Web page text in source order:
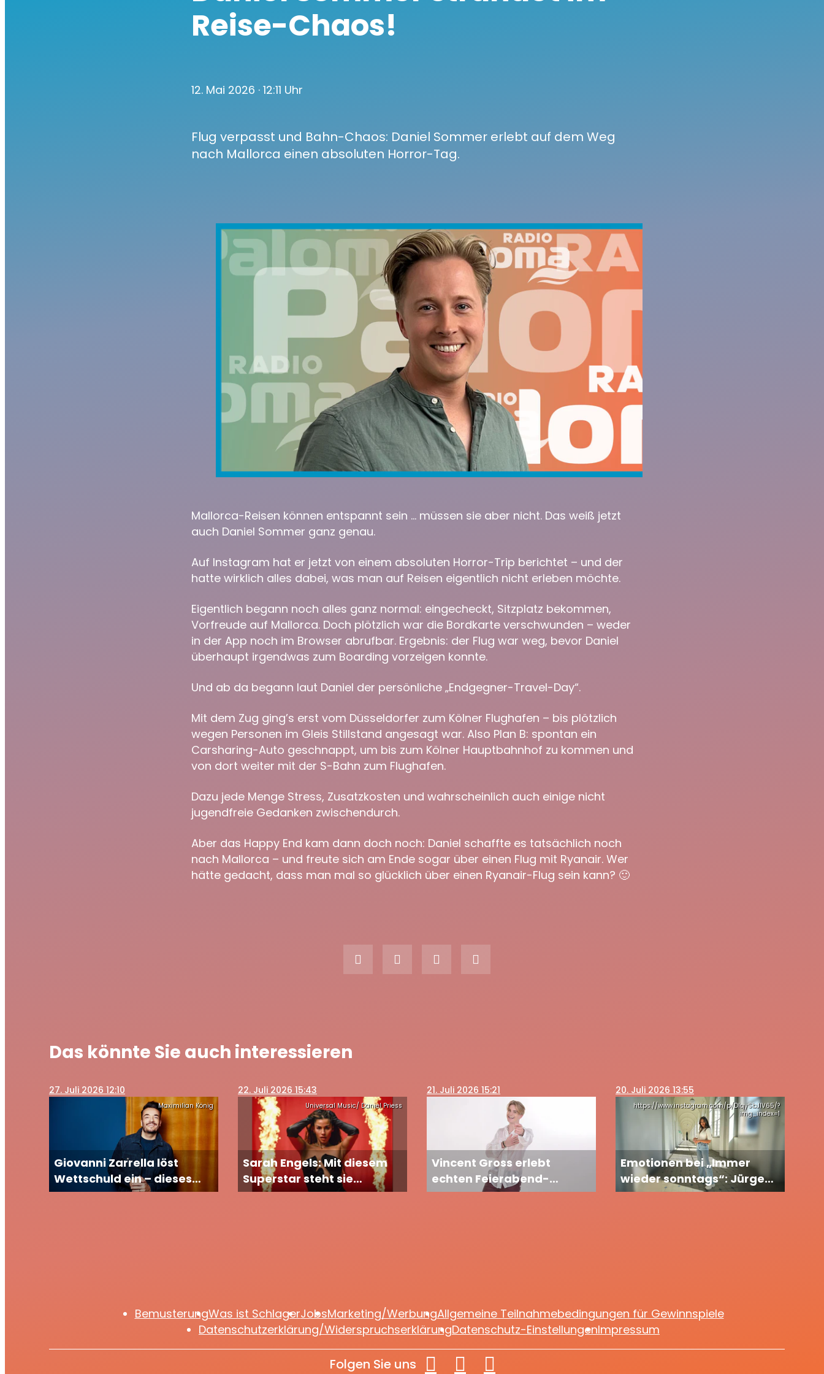
Reise-Chaos!
12. Mai 2026 · 12:11 Uhr
Flug verpasst und Bahn-Chaos: Daniel Sommer erlebt auf dem Weg
nach Mallorca einen absoluten Horror-Tag.
Mallorca-Reisen können entspannt sein … müssen sie aber nicht. Das weiß jetzt
auch Daniel Sommer ganz genau.
Auf Instagram hat er jetzt von einem absoluten Horror-Trip berichtet – und der
hatte wirklich alles dabei, was man auf Reisen eigentlich nicht erleben möchte.
Eigentlich begann noch alles ganz normal: eingecheckt, Sitzplatz bekommen,
Vorfreude auf Mallorca. Doch plötzlich war die Bordkarte verschwunden – weder
in der App noch im Browser abrufbar. Ergebnis: der Flug war weg, bevor Daniel
überhaupt irgendwas zum Boarding vorzeigen konnte.
Und ab da begann laut Daniel der persönliche „Endgegner-Travel-Day“.
Mit dem Zug ging’s erst vom Düsseldorfer zum Kölner Flughafen – bis plötzlich
wegen Personen im Gleis Stillstand angesagt war. Also Plan B: spontan ein
Carsharing-Auto geschnappt, um bis zum Kölner Hauptbahnhof zu kommen und
von dort weiter mit der S-Bahn zum Flughafen.
Dazu jede Menge Stress, Zusatzkosten und wahrscheinlich auch einige nicht
jugendfreie Gedanken zwischendurch.
Aber das Happy End kam dann doch noch: Daniel schaffte es tatsächlich noch
nach Mallorca – und freute sich am Ende sogar über einen Flug mit Ryanair. Wer
hätte gedacht, dass man mal so glücklich über einen Ryanair-Flug sein kann? 🙂
Das könnte Sie auch interessieren
27. Juli 2026 12:10
Maximilian König
Giovanni Zarrella löst
Wettschuld ein – dieses
Tattoo erinnert für immer
22. Juli 2026 15:43
Universal Music/ Daniel Priess
Sarah Engels: Mit diesem
Superstar steht sie
gemeinsam auf der Bühne
21. Juli 2026 15:21
Vincent Gross erlebt
echten Feierabend-
Albtraum: Erst im Aufzug
20. Juli 2026 13:55
https://www.instagram.com/p/DIqySbJIV65/?
img_index=1
Emotionen bei „Immer
wieder sonntags“: Jürgen
Drews begleitet Tochter
BemusterungWas ist SchlagerJobsMarketing/WerbungAllgemeine Teilnahmebedingungen für Gewinnspiele
Datenschutzerklärung/WiderspruchserklärungDatenschutz-EinstellungenImpressum
Folgen Sie uns